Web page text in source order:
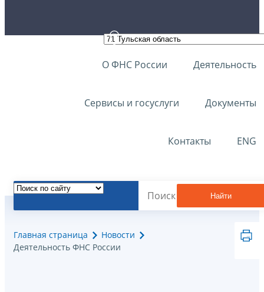
О ФНС России Деятельность
Сервисы и госуслуги Документы
Контакты ENG
Найти
Главная страница
Новости
Деятельность ФНС России